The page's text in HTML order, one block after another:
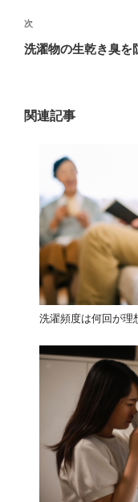
ン
次
の
次
洗濯物の生乾き臭を
関連記事
洗濯頻度は何回が理